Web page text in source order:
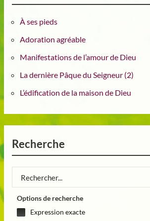
À ses pieds
Adoration agréable
Manifestations de l’amour de Dieu
La dernière Pâque du Seigneur (2)
L’édification de la maison de Dieu
Recherche
Options de recherche
Expression exacte